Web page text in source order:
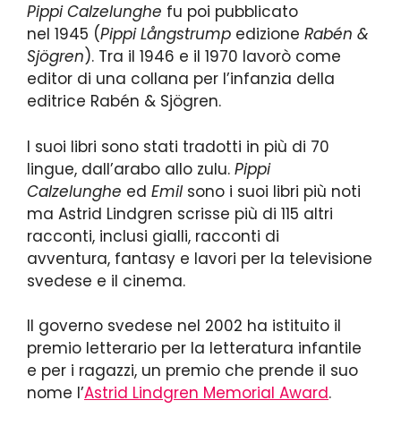
Pippi Calzelunghe fu poi pubblicato
nel 1945 (Pippi Långstrump edizione Rabén &
Sjögren). Tra il 1946 e il 1970 lavorò come
editor di una collana per l’infanzia della
editrice Rabén & Sjögren.
I suoi libri sono stati tradotti in più di 70
lingue, dall’arabo allo zulu. Pippi
Calzelunghe ed Emilsono i suoi libri più noti
ma Astrid Lindgren scrisse più di 115 altri
racconti, inclusi gialli, racconti di
avventura, fantasy e lavori per la televisione
svedese e il cinema.
Il governo svedese nel 2002 ha istituito il
premio letterario per la letteratura infantile
e per i ragazzi, un premio che prende il suo
nome l’Astrid Lindgren Memorial Award.